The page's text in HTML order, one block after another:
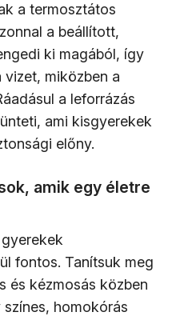
a termosztátos
a beállított,
ki magából, így
miközben a
a leforrázás
ami kisgyerekek
előny.
amik egy életre
fontos. Tanítsuk meg
és kézmosás közben
homokórás